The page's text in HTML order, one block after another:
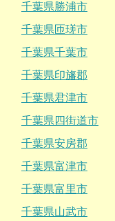
千葉県勝浦市
千葉県匝瑳市
千葉県千葉市
千葉県印旛郡
千葉県君津市
千葉県四街道市
千葉県安房郡
千葉県富津市
千葉県富里市
千葉県山武市